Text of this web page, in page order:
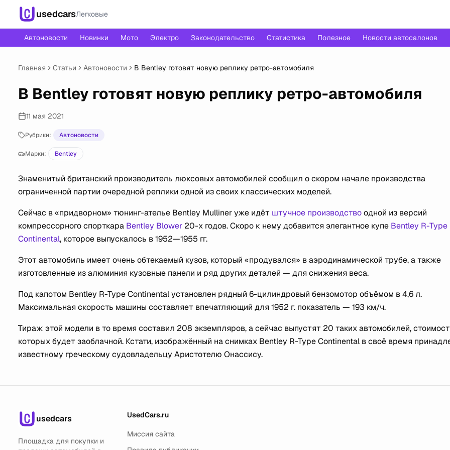
usedcarsЛегковые
Автоновости Новинки Мото Электро Законодательство Статистика Полезное Новости автосалонов
Главная Статьи Автоновости В Bentley готовят новую реплику ретро-автомобиля
В Bentley готовят новую реплику ретро-автомобиля
11 мая 2021
Рубрики: Автоновости
Марки: Bentley
Знаменитый британский производитель люксовых автомобилей сообщил о скором начале производства
ограниченной партии очередной реплики одной из своих классических моделей.
Сейчас в «придворном» тюнинг-ателье Bentley Mulliner уже идёт штучное производствоодной из версий
компрессорного спорткара Bentley Blower 20-х годов. Скоро к нему добавится элегантное купе Bentley R-Type
Continental, которое выпускалось в 1952—1955 гг.
Этот автомобиль имеет очень обтекаемый кузов, который «продувался» в аэродинамической трубе, а также
изготовленные из алюминия кузовные панели и ряд других деталей — для снижения веса.
Под капотом Bentley R-Type Continental установлен рядный 6-цилиндровый бензомотор объёмом в 4,6 л.
Максимальная скорость машины составляет впечатляющий для 1952 г. показатель — 193 км/ч.
Тираж этой модели в то время составил 208 экземпляров, а сейчас выпустят 20 таких автомобилей,
которых будет заоблачной. Кстати, изображённый на снимках Bentley R-Type Continental в своё время
известному греческому судовладельцу Аристотелю Онассису.
usedcars
Площадка для покупки и
UsedCars.ru
Миссия сайта